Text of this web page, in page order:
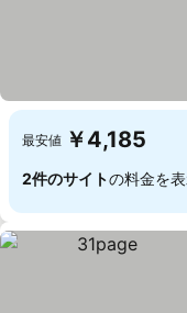
最安値 ￥4,185
2件のサイトの料金を